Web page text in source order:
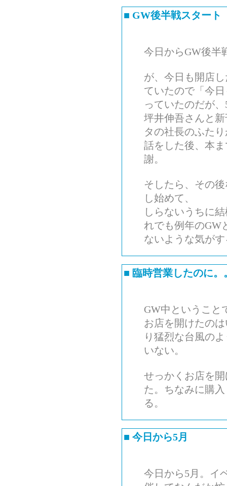
■ GW後半戦スタート
今日からGW後半
が、今日も開店
ていたので「今
っていたのだが
坪井伸吾さんと
タの社長のふた
話をした後、本
謝。
そしたら、その
し始めて、
しらないうちに
れでも例年のGW
ないような気が
■ 臨時営業したのに。
GW中ということ
お店を開けたの
り猛烈な台風の
いない。
せっかくお店を
た。ちなみに購
る。
■ 今日から5月
今日から5月。イ